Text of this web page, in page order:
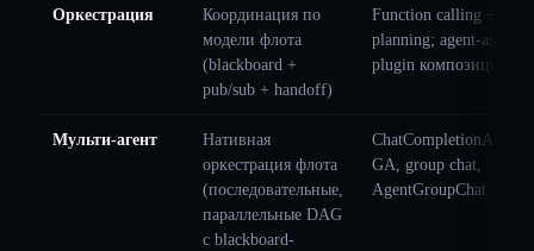
Оркестрация
Координация по
модели флота
(blackboard +
pub/sub + handoff)
Function calling +
planning; agent-as-
plugin композиция
Мульти-агент
Нативная
оркестрация флота
(последовательные,
параллельные DAG
с blackboard-
ChatCompletionAgent
GA, group chat,
AgentGroupChat